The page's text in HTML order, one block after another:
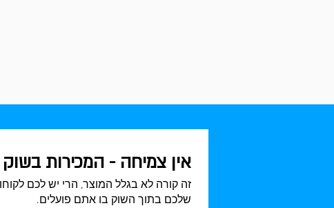
אין צמיחה - המכירות
זה קורה לא בגלל המוצר, הרי יש לכם
שלכם בתוך השוק בו אתם פועלים.